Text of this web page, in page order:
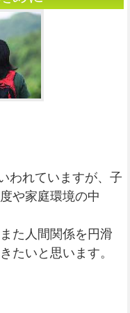
われていますが、子
や家庭環境の中
た人間関係を円滑
たいと思います。